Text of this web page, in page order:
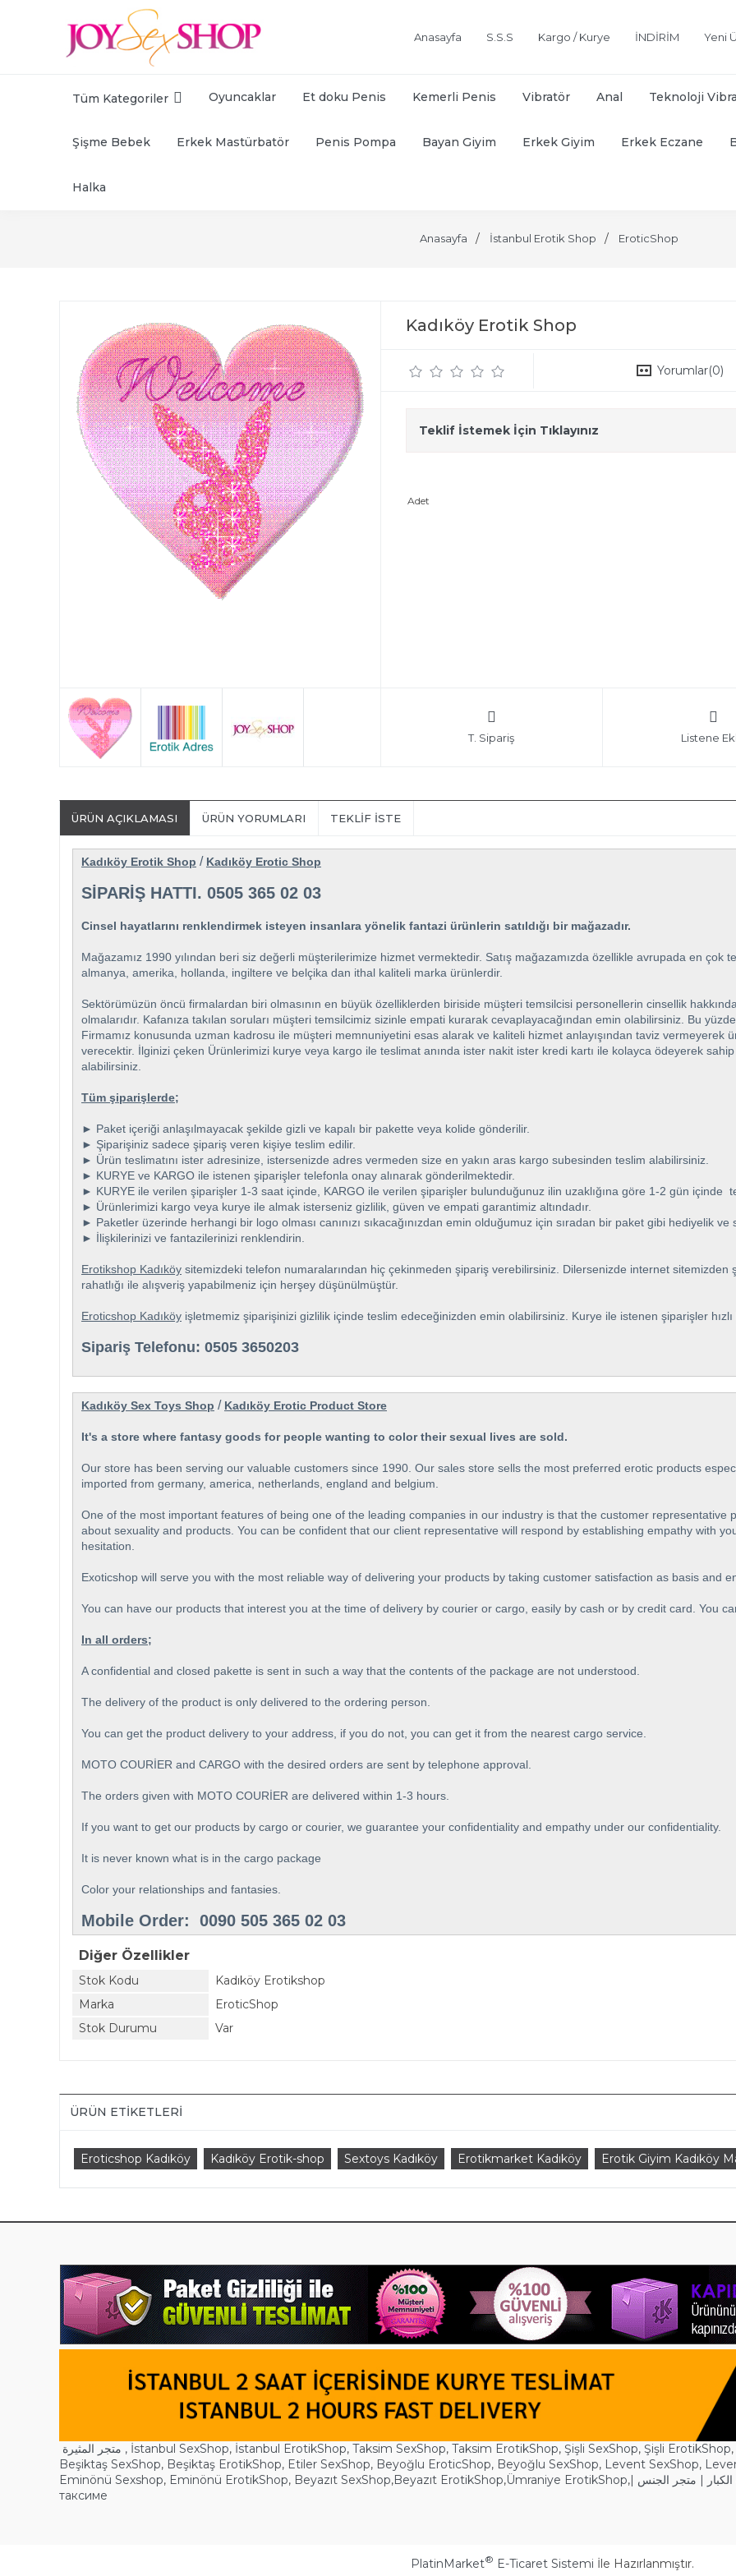
Anasayfa S.S.S Kargo / Kurye İNDİRİM Yeni
Tüm Kategoriler Oyuncaklar Et doku Penis Kemerli Penis Vibratör Anal Teknoloji
Şişme Bebek Erkek Mastürbatör Penis Pompa Bayan Giyim Erkek Giyim Erkek Eczane
Halka
Anasayfa İstanbul Erotik Shop EroticShop
Kadıköy Erotik Shop
Yorumlar(0)
Teklif İstemek İçin Tıklayınız
Adet
T. Sipariş Listene
ÜRÜN AÇIKLAMASI ÜRÜN YORUMLARI TEKLIF İSTE
Kadıköy Erotik Shop / Kadıköy Erotic Shop
SİPARİŞ HATTI. 0505 365 02 03
Cinsel hayatlarını renklendirmek isteyen insanlara yönelik fantazi ürünlerin satıldığı bir mağazadır.
Mağazamız 1990 yılından beri siz değerli müşterilerimize hizmet vermektedir. Satış mağazamızda özellikle avrupada en çok
almanya, amerika, hollanda, ingiltere ve belçika dan ithal kaliteli marka ürünlerdir.
Sektörümüzün öncü firmalardan biri olmasının en büyük özelliklerden biriside müşteri temsilcisi personellerin cinsellik
olmalarıdır. Kafanıza takılan soruları müşteri temsilcimiz sizinle empati kurarak cevaplayacağından emin olabilirsiniz. Bu
Firmamız konusunda uzman kadrosu ile müşteri memnuniyetini esas alarak ve kaliteli hizmet anlayışından taviz vermeyerek
verecektir. İlginizi çeken Ürünlerimizi kurye veya kargo ile teslimat anında ister nakit ister kredi kartı ile kolayca ödeyerek
alabilirsiniz.
Tüm şiparişlerde;
► Paket içeriği anlaşılmayacak şekilde gizli ve kapalı bir pakette veya kolide gönderilir.
► Şiparişiniz sadece şipariş veren kişiye teslim edilir.
► Ürün teslimatını ister adresinize, istersenizde adres vermeden size en yakın aras kargo subesinden teslim alabilirsiniz.
► KURYE ve KARGO ile istenen şiparişler telefonla onay alınarak gönderilmektedir.
► KURYE ile verilen şiparişler 1-3 saat içinde, KARGO ile verilen şiparişler bulunduğunuz ilin uzaklığına göre 1-2 gün içinde
► Ürünlerimizi kargo veya kurye ile almak isterseniz gizlilik, güven ve empati garantimiz altındadır.
► Paketler üzerinde herhangi bir logo olması canınızı sıkacağınızdan emin olduğumuz için sıradan bir paket gibi hediyelik ve
► İlişkilerinizi ve fantazilerinizi renklendirin.
Erotikshop Kadıköy sitemizdeki telefon numaralarından hiç çekinmeden şipariş verebilirsiniz. Dilersenizde internet sitemizden
rahatlığı ile alışveriş yapabilmeniz için herşey düşünülmüştür.
Eroticshop Kadıköy işletmemiz şiparişinizi gizlilik içinde teslim edeceğinizden emin olabilirsiniz. Kurye ile istenen şiparişler
Sipariş Telefonu: 0505 3650203
Kadıköy Sex Toys Shop / Kadıköy Erotic Product Store
It's a store where fantasy goods for people wanting to color their sexual lives are sold.
Our store has been serving our valuable customers since 1990. Our sales store sells the most preferred erotic products
imported from germany, america, netherlands, england and belgium.
One of the most important features of being one of the leading companies in our industry is that the customer representative
about sexuality and products. You can be confident that our client representative will respond by establishing empathy with
hesitation.
Exoticshop will serve you with the most reliable way of delivering your products by taking customer satisfaction as basis and
You can have our products that interest you at the time of delivery by courier or cargo, easily by cash or by credit card. You
In all orders;
A confidential and closed pakette is sent in such a way that the contents of the package are not understood.
The delivery of the product is only delivered to the ordering person.
You can get the product delivery to your address, if you do not, you can get it from the nearest cargo service.
MOTO COURİER and CARGO with the desired orders are sent by telephone approval.
The orders given with MOTO COURİER are delivered within 1-3 hours.
If you want to get our products by cargo or courier, we guarantee your confidentiality and empathy under our confidentiality.
It is never known what is in the cargo package
Color your relationships and fantasies.
Mobile Order: 0090 505 365 02 03
Diğer Özellikler
Stok Kodu
Kadıköy Erotikshop
Marka
EroticShop
Stok Durumu
Var
ÜRÜN ETIKETLERI
Eroticshop Kadıköy Kadıköy Erotik-shop Sextoys Kadıköy Erotikmarket Kadıköy Erotik Giyim Kadıköy
متجر المثيرة , İstanbul SexShop, İstanbul ErotikShop, Taksim SexShop, Taksim ErotikShop, Şişli SexShop, Şişli ErotikShop,
Beşiktaş SexShop, Beşiktaş ErotikShop, Etiler SexShop, Beyoğlu EroticShop, Beyoğlu SexShop, Levent SexShop,
Eminönü Sexshop, Eminönü ErotikShop, Beyazıt SexShop,Beyazıt ErotikShop,Ümraniye ErotikShop, الكبار | متجر الجنس
таксиме
PlatinMarket® E-Ticaret Sistemi İle Hazırlanmıştır.